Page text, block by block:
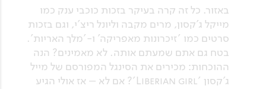
באזור. כל זה קרה בעיקר בזכות כוכבי ענק כמו
מייקל ג'קסון, מרים מקבה וליונל ריצ'י, וגם בזכות
סרטים כמו 'זיכרונות מאפריקה' ו-'מלך האריות'.
בטח גם אתם שמעתם אותה. לא מאמינים? הנה
ההוכחות: מכירים את הסינגל המפורסם של מייל
ג'קסון 'Liberian girl'? אם לא – אז אולי הגיע